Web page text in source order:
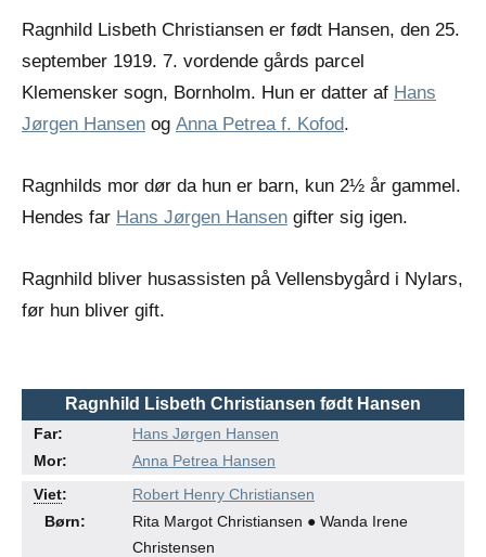
Ragnhild Lisbeth Christiansen er født Hansen, den 25.
september 1919. 7. vordende gårds parcel
Klemensker sogn, Bornholm. Hun er datter af Hans
Jørgen Hansen og Anna Petrea f. Kofod.
Ragnhilds mor dør da hun er barn, kun 2½ år gammel.
Hendes far Hans Jørgen Hansen gifter sig igen.
Ragnhild bliver husassisten på Vellensbygård i Nylars,
før hun bliver gift.
Ragnhild Lisbeth Christiansen født Hansen
Far:
Hans Jørgen Hansen
Mor:
Anna Petrea Hansen
Viet:
Robert Henry Christiansen
Børn:
Rita Margot Christiansen ● Wanda Irene
Christensen